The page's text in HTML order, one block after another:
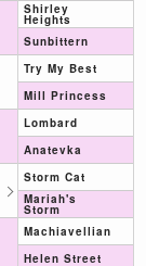
Shirley
Heights
Sunbittern
Try My Best
Mill Princess
Lombard
Anatevka
Storm Cat
Mariah's
Storm
Machiavellian
Helen Street